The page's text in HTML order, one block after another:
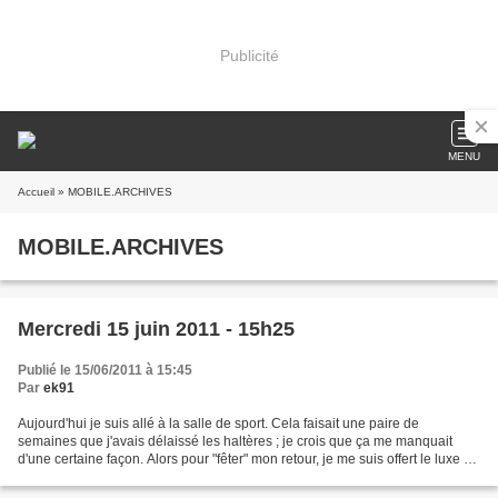
Publicité
MENU
Accueil » MOBILE.ARCHIVES
MOBILE.ARCHIVES
Mercredi 15 juin 2011 - 15h25
Publié le 15/06/2011 à 15:45
Par ek91
Aujourd'hui je suis allé à la salle de sport. Cela faisait une paire de
semaines que j'avais délaissé les haltères ; je crois que ça me manquait
d'une certaine façon. Alors pour "fêter" mon retour, je me suis offert le luxe d'y